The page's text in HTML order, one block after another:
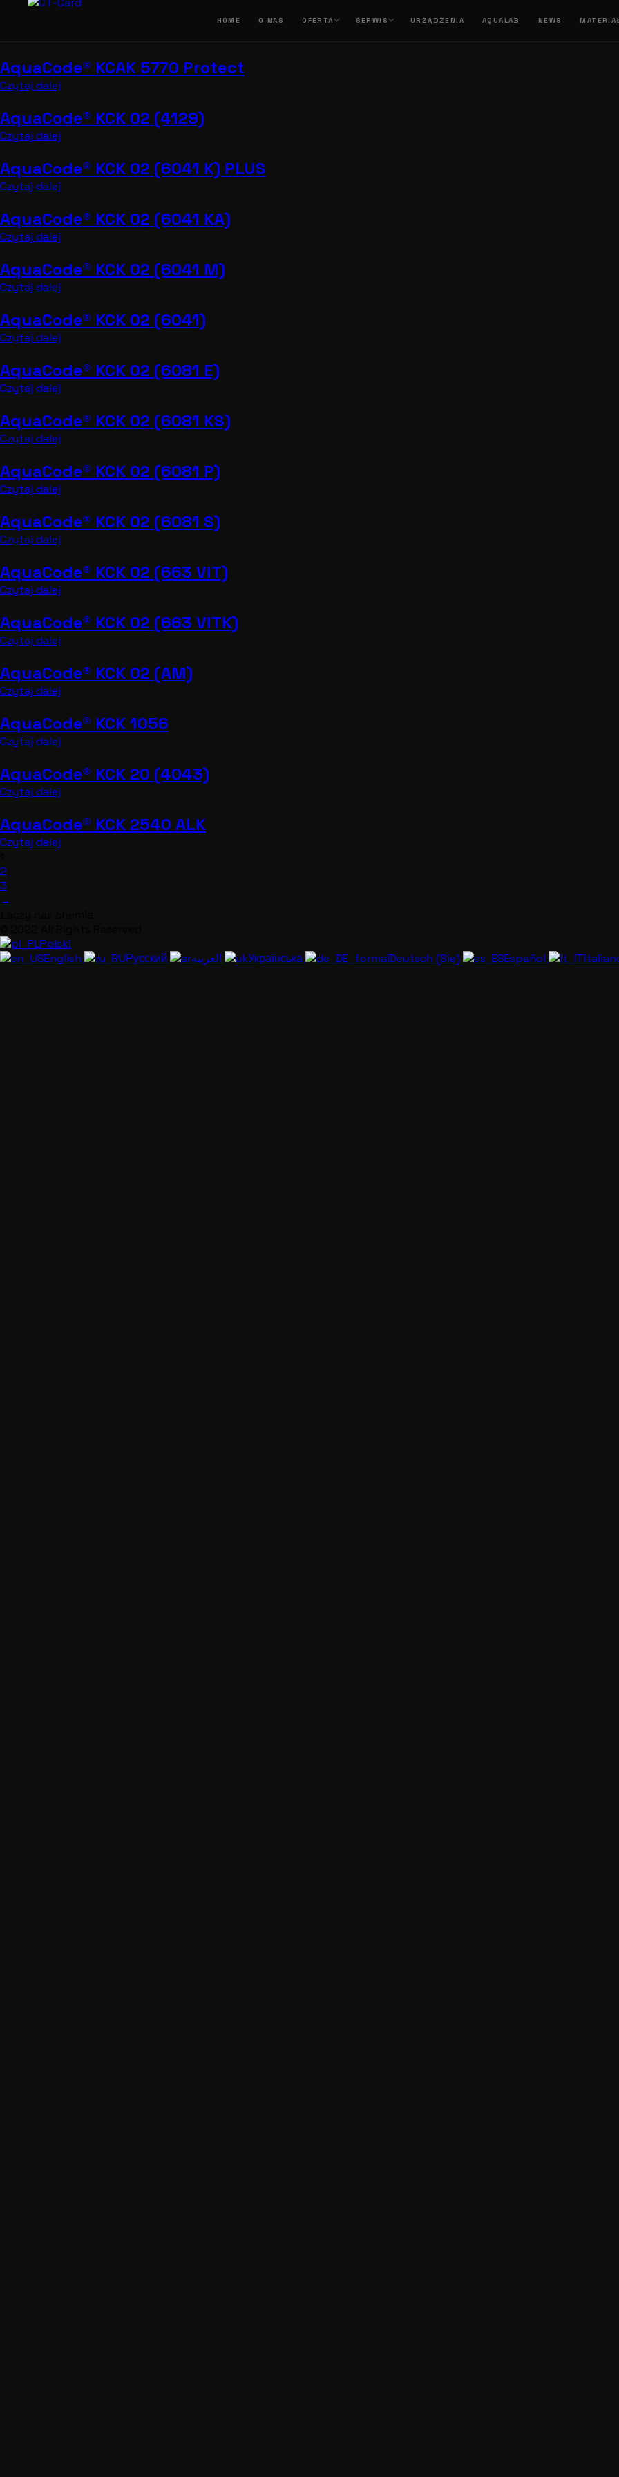
Przejdź
HOME O NAS OFERTA SERWIS URZĄDZENIA AQUALAB NEWS
AquaCode® KCAK 5770 Protect
Czytaj dalej
AquaCode® KCK 02 (4129)
Czytaj dalej
AquaCode® KCK 02 (6041 K) PLUS
Czytaj dalej
AquaCode® KCK 02 (6041 KA)
Czytaj dalej
AquaCode® KCK 02 (6041 M)
Czytaj dalej
AquaCode® KCK 02 (6041)
Czytaj dalej
AquaCode® KCK 02 (6081 E)
Czytaj dalej
AquaCode® KCK 02 (6081 KS)
Czytaj dalej
AquaCode® KCK 02 (6081 P)
Czytaj dalej
AquaCode® KCK 02 (6081 S)
Czytaj dalej
AquaCode® KCK 02 (663 VIT)
Czytaj dalej
AquaCode® KCK 02 (663 VITK)
Czytaj dalej
AquaCode® KCK 02 (AM)
Czytaj dalej
AquaCode® KCK 1056
Czytaj dalej
AquaCode® KCK 20 (4043)
Czytaj dalej
AquaCode® KCK 2540 ALK
Czytaj dalej
2
3
→
Polski
English
Русский Українська Deutsch (Sie) Español